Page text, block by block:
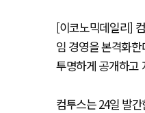
[이코노믹데일리]
임 경영을 본격화
투명하게 공개하고
컴투스는 24일 발